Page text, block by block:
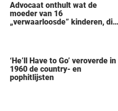
Advocaat onthult wat de
moeder van 16
„verwaarloosde” kinderen, die
‘He’ll Have to Go’ veroverde in
1960 de country- en
pophitlijsten